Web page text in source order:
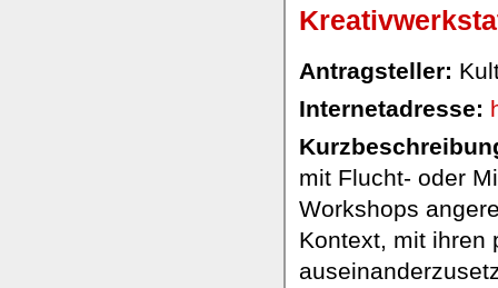
Antragsteller:
Internetadresse:
mit Flucht- oder
Workshops
Kontext, mit ihren